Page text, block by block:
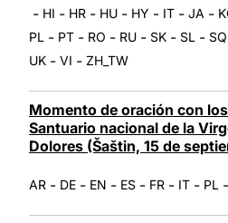
- HI - HR - HU - HY - IT - JA -
PL - PT - RO - RU - SK - SL - SQ
UK - VI - ZH_TW
Momento de oración con
Santuario nacional de la
Dolores (Šaštin, 15 de
AR - DE - EN - ES - FR - IT - PL -